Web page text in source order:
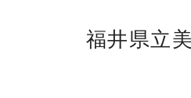
福井県立美術館ボランティアと楽しむアートツアー(2023年11月